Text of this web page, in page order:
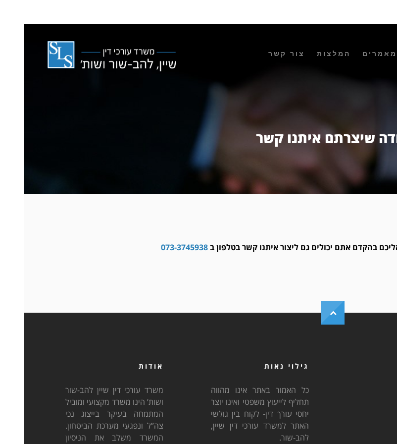
מאמרים המלצות צור קשר
שיצרתם איתנו קשר
בהקדם אתם יכולים גם ליצור איתנו קשר בטלפון ב073-3745938
גילוי נאות
כל האמור באתר אינו מהווה
תחליף לייעוץ משפטי ואינו יוצר
יחסי עורך דין- לקוח בין גולשי
האתר למשרד עורכי דין שיין,
להב-שור.
אודות
משרד עורכי דין שיין להב-שור
ושות’ הינו משרד מקצועי ומוביל
המתמחה בעיקר בייצוג נכי
צה”ל ונפגעי מערכת הביטחון.
המשרד משלב את הניסיון